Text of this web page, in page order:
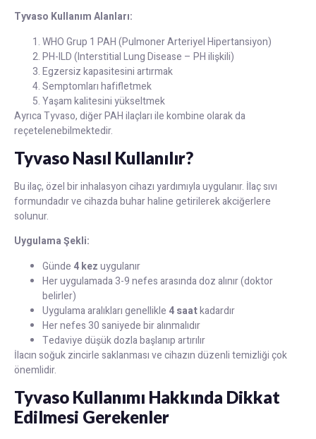
Tyvaso Kullanım Alanları:
WHO Grup 1 PAH (Pulmoner Arteriyel Hipertansiyon)
PH-ILD (Interstitial Lung Disease – PH ilişkili)
Egzersiz kapasitesini artırmak
Semptomları hafifletmek
Yaşam kalitesini yükseltmek
Ayrıca Tyvaso, diğer PAH ilaçları ile kombine olarak da
reçetelenebilmektedir.
Tyvaso Nasıl Kullanılır?
Bu ilaç, özel bir inhalasyon cihazı yardımıyla uygulanır. İlaç sıvı
formundadır ve cihazda buhar haline getirilerek akciğerlere
solunur.
Uygulama Şekli:
Günde 4 kezuygulanır
Her uygulamada 3-9 nefes arasında doz alınır (doktor
belirler)
Uygulama aralıkları genellikle 4 saatkadardır
Her nefes 30 saniyede bir alınmalıdır
Tedaviye düşük dozla başlanıp artırılır
İlacın soğuk zincirle saklanması ve cihazın düzenli temizliği çok
önemlidir.
Tyvaso Kullanımı Hakkında Dikkat
Edilmesi Gerekenler